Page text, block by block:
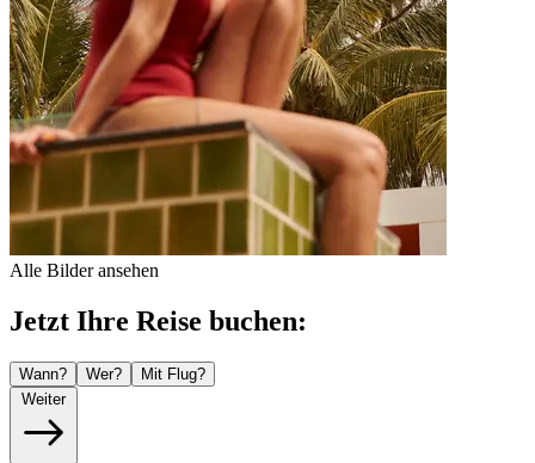
Alle Bilder ansehen
Jetzt Ihre Reise buchen:
Wann? Wer?
Mit Flug?
Weiter